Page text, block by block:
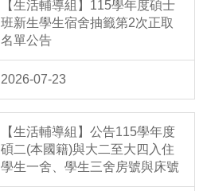
【生活輔導組】115學年度碩士
班新生學生宿舍抽籤第2次正取
名單公告
2026-07-23
【生活輔導組】公告115學年度
碩二(本國籍)與大二至大四入住
學生一舍、學生三舍房號與床號